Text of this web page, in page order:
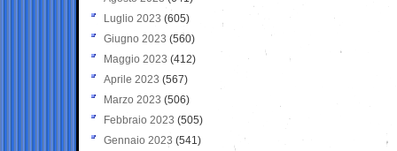
Luglio 2023 (605)
Giugno 2023 (560)
Maggio 2023 (412)
Aprile 2023 (567)
Marzo 2023 (506)
Febbraio 2023 (505)
Gennaio 2023 (541)